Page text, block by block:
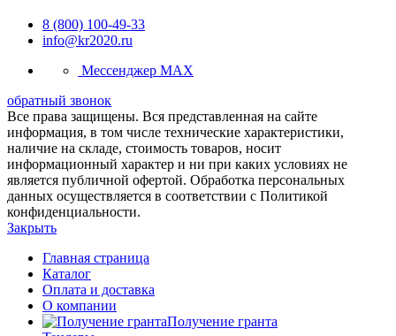
8 (800) 100-49-33
info@kr2020.ru
Мессенджер MAX
обратный звонок
Все права защищены. Вся представленная на сайте
информация, в том числе технические характеристики,
наличие на складе, стоимость товаров, носит
информационный характер и ни при каких условиях не
является публичной офертой. Обработка персональных
данных осуществляется в соответствии с Политикой
конфиденциальности.
Закрыть
Главная страница
Каталог
Оплата и доставка
О компании
Получение гранта